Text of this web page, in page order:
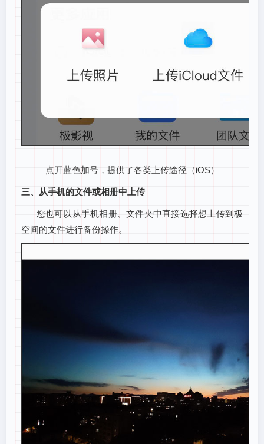
点开蓝色加号，提供了各类上传途径（iOS）
三、从手机的文件或相册中上传
您也可以从手机相册、文件夹中直接选择想上传到极
空间的文件进行备份操作。